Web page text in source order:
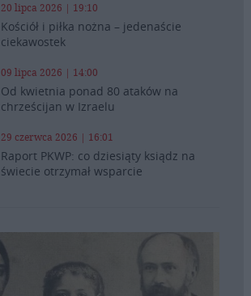
20 lipca 2026 | 19:10
Kościół i piłka nożna – jedenaście
ciekawostek
09 lipca 2026 | 14:00
Od kwietnia ponad 80 ataków na
chrześcijan w Izraelu
29 czerwca 2026 | 16:01
Raport PKWP: co dziesiąty ksiądz na
świecie otrzymał wsparcie